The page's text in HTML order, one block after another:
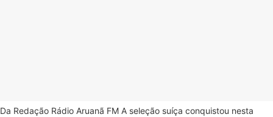
Da Redação Rádio Aruanã FM A seleção suíça conquistou nesta